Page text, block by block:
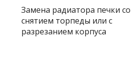
Замена радиатора печки со
снятием торпеды или с
разрезанием корпуса